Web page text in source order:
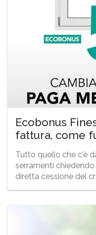
Ecobonus
fattura, come
Tutto quello che c'è
serramenti
diretta cessione del